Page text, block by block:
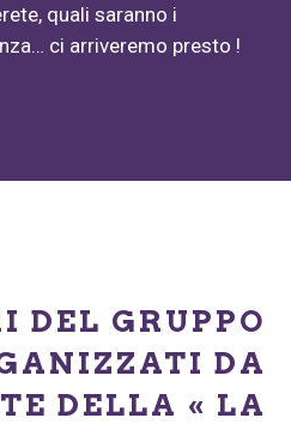
quali saranno i
ci arriveremo presto !
DEL GRUPPO
DA
DELLA « LA